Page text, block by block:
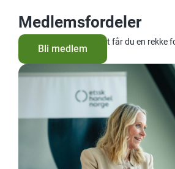
Medlemsfordeler
Gjennom medlemskapet får du en rekke
Bli medlem